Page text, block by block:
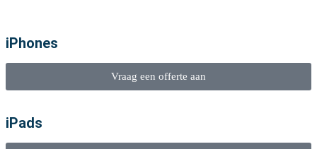
iPhones
Vraag een offerte aan
iPads